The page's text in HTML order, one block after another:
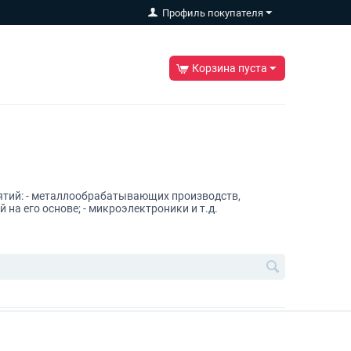
Профиль покупателя
Корзина пуста
- металлообрабатывающих производств,
его основе; - микроэлектроники и т.д.